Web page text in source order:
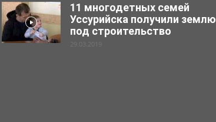
11 многодетных семей
Уссурийска получили землю
под строительство
29.03.2019